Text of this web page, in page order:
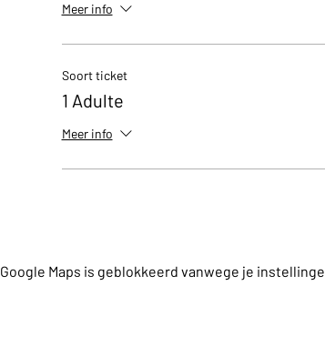
Meer info
Soort ticket
1 Adulte
Meer info
Google Maps is geblokkeerd vanwege je